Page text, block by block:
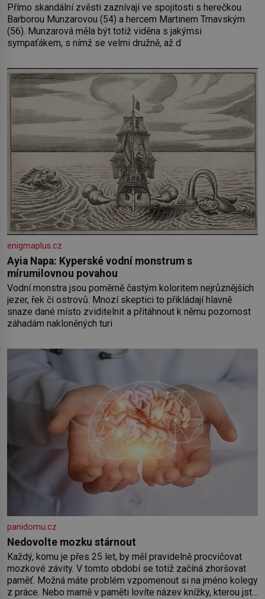
Přímo skandální zvěsti zaznívají ve spojitosti s herečkou
Barborou Munzarovou (54) a hercem Martinem Trnavským
(56). Munzarová měla být totiž viděna s jakýmsi
sympaťákem, s nímž se velmi družně, až d
enigmaplus.cz
Ayia Napa: Kyperské vodní monstrum s
mírumilovnou povahou
Vodní monstra jsou poměrně častým koloritem nejrůznějších
jezer, řek či ostrovů. Mnozí skeptici to přikládají hlavně
snaze dané místo zviditelnit a přitáhnout k němu pozornost
záhadám nakloněných turi
panidomu.cz
Nedovolte mozku stárnout
Každý, komu je přes 25 let, by měl pravidelně procvičovat
mozkové závity. V tomto období se totiž začíná zhoršovat
paměť. Možná máte problém vzpomenout si na jméno kolegy
z práce. Nebo marně v paměti lovíte název knížky, kterou jste